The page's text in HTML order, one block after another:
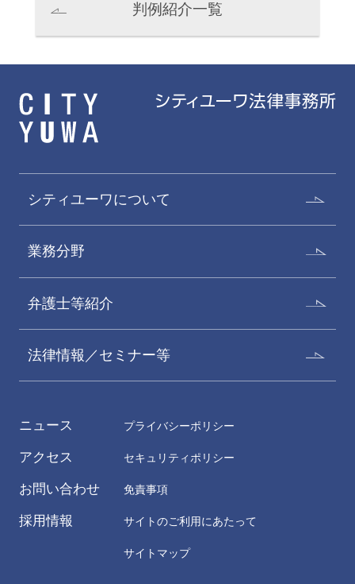
磯部健介
Kensuke Isobe
パートナー
野本新
飯塚佳都子
判例紹介一覧
シティユーワについて
業務分野
弁護士等紹介
法律情報／セミナー等
ニュース
アクセス
お問い合わせ
採用情報
プライバシーポリシー
セキュリティポリシー
免責事項
サイトのご利用にあたって
サイトマップ